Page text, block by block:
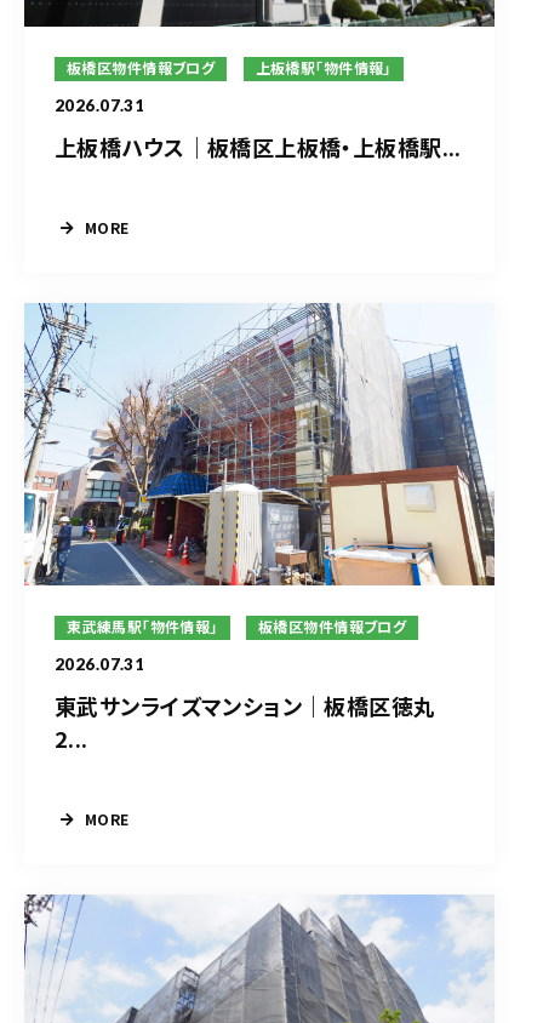
板橋区物件情報ブログ 上板橋駅「物件情報」
2026.07.31
上板橋ハウス｜板橋区上板橋・上板橋駅...
MORE
東武練馬駅「物件情報」 板橋区物件情報ブログ
2026.07.31
東武サンライズマンション｜板橋区徳丸
2...
MORE